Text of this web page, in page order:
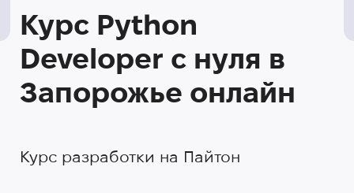
Курс Python
Developer с нуля в
Запорожье онлайн
Курс разработки на Пайтон